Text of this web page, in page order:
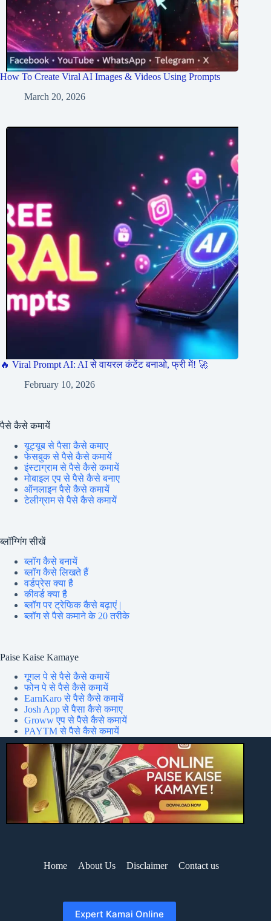
How To Create Viral AI Images & Videos Using Prompts
March 20, 2026
🔥 Viral Prompt AI: AI से वायरल कंटेंट बनाओ, फ्री में! 🚀
February 10, 2026
पैसे कैसे कमायें
यूट्यूब से पैसा कैसे कमाए
फेसबुक से पैसे कैसे कमायें
इंस्टाग्राम से पैसे कैसे कमायें
मोबाइल एप से पैसे कैसे बनाए
ऑनलाइन पैसे कैसे कमायें
टेलीग्राम से पैसे कैसे कमायें
ब्लॉग्गिंग सीखें
ब्लॉग कैसे बनायें
ब्लॉग कैसे लिखते हैं
वर्डप्रेस क्या है
कीवर्ड क्या है
ब्लॉग पर ट्रेफिक कैसे बढ़ाएं |
ब्लॉग से पैसे कमाने के 20 तरीके
Paise Kaise Kamaye
गूगल पे से पैसे कैसे कमायें
फोन पे से पैसे कैसे कमायें
EarnKaro से पैसे कैसे कमायें
Josh App से पैसा कैसे कमाए
Groww एप से पैसे कैसे कमायें
PAYTM से पैसे कैसे कमायें
Home About Us Disclaimer Contact us
Expert Kamai Online